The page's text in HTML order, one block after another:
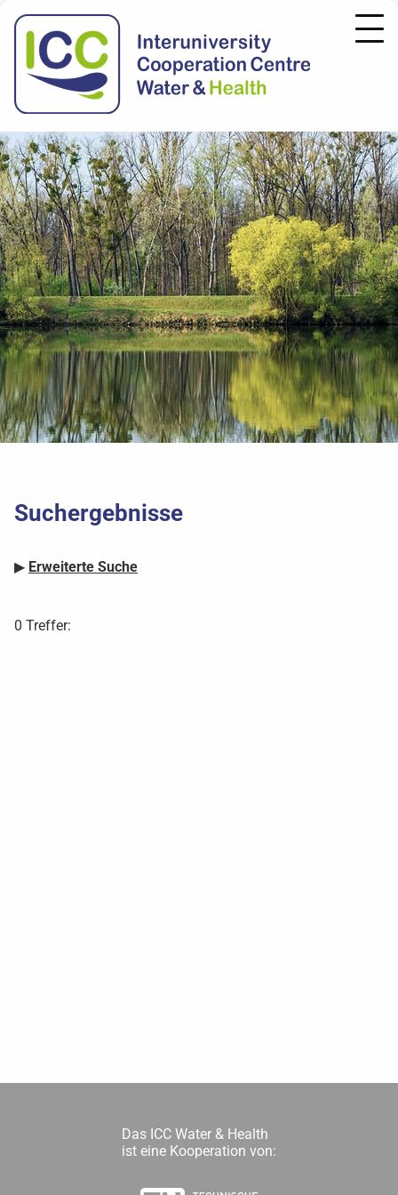
Suchergebnisse
▶ Erweiterte Suche
0 Treffer:
Das ICC Water & Health
ist eine Kooperation von: